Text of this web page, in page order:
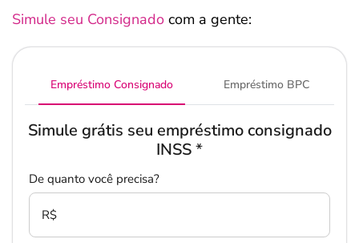
Simule seu Consignado com a gente:
Empréstimo Consignado Empréstimo BPC
Simule grátis seu empréstimo consignado
INSS*
De quanto você precisa?
R$